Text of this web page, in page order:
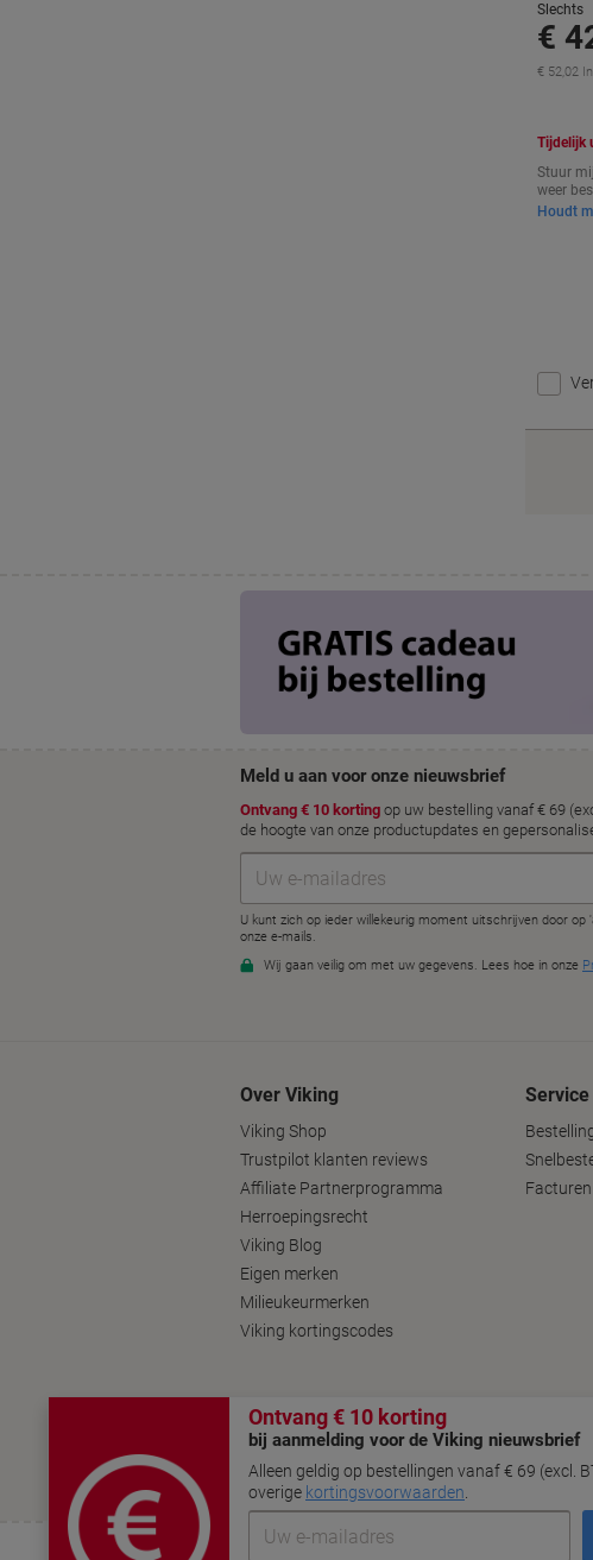
Slechts
€
€ 52,02
Tijdelijk
Stuur
weer
Houdt
Over Viking
Viking Shop
Trustpilot klanten reviews
Affiliate Partnerprogramma
Herroepingsrecht
Viking Blog
Eigen merken
Milieukeurmerken
Viking kortingscodes
Service
Volg ons op